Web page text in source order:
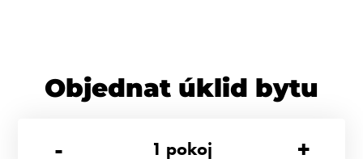
Objednat úklid bytu
-
1 pokoj +